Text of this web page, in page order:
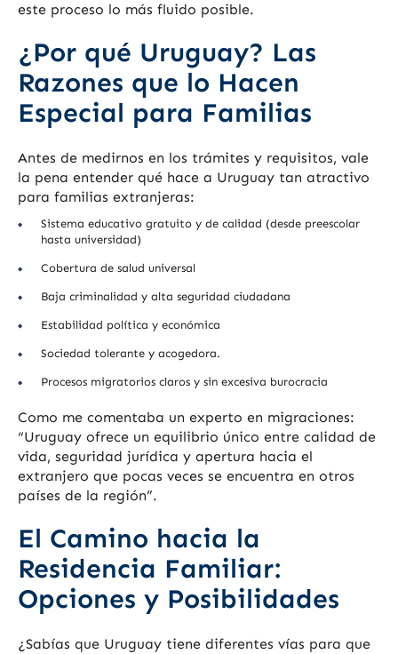
este proceso lo más fluido posible.
¿Por qué Uruguay? Las
Razones que lo Hacen
Especial para Familias
Antes de medirnos en los trámites y requisitos, vale
la pena entender qué hace a Uruguay tan atractivo
para familias extranjeras:
Sistema educativo gratuito y de calidad (desde preescolar
hasta universidad)
Cobertura de salud universal
Baja criminalidad y alta seguridad ciudadana
Estabilidad política y económica
Sociedad tolerante y acogedora.
Procesos migratorios claros y sin excesiva burocracia
Como me comentaba un experto en migraciones:
“Uruguay ofrece un equilibrio único entre calidad de
vida, seguridad jurídica y apertura hacia el
extranjero que pocas veces se encuentra en otros
países de la región”.
El Camino hacia la
Residencia Familiar:
Opciones y Posibilidades
¿Sabías que Uruguay tiene diferentes vías para que